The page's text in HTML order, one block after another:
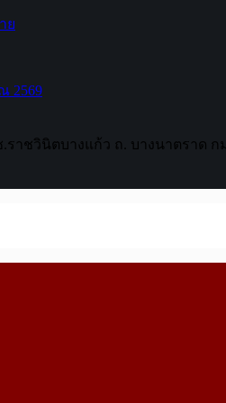
ย
2569
.ราชวินิตบางแก้ว ถ. บางนาตราด